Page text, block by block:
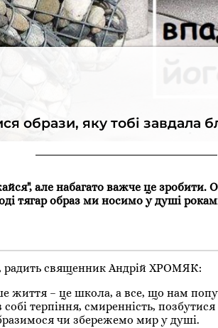
образи, яку тобі завдала
але набагато важче це зробити.
тягар образ ми носимо у душі
радить священник Андрій ХРОМЯК:
життя – це школа, а все, що нам
терпіння, смиренність,
чи збережемо мир у душі.